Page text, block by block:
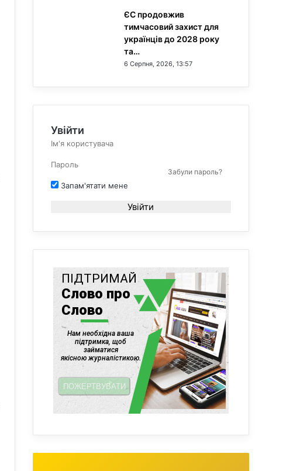
ЄС продовжив
тимчасовий захист для
українців до 2028 року
та…
6 Серпня, 2026, 13:57
Увійти
Забули пароль?
Запам'ятати мене
Увійти